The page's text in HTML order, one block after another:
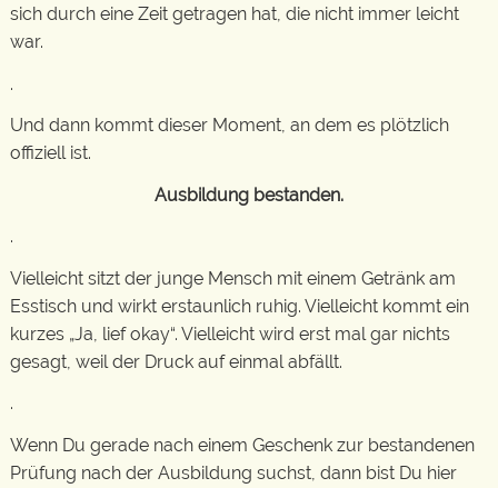
sich durch eine Zeit getragen hat, die nicht immer leicht
war.
.
Und dann kommt dieser Moment, an dem es plötzlich
offiziell ist.
Ausbildung bestanden.
.
Vielleicht sitzt der junge Mensch mit einem Getränk am
Esstisch und wirkt erstaunlich ruhig. Vielleicht kommt ein
kurzes „Ja, lief okay“. Vielleicht wird erst mal gar nichts
gesagt, weil der Druck auf einmal abfällt.
.
Wenn Du gerade nach einem Geschenk zur bestandenen
Prüfung nach der Ausbildung suchst, dann bist Du hier